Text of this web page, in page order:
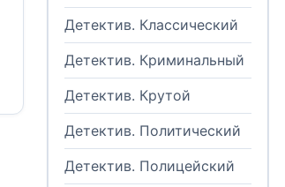
Детектив. Классический
Детектив. Криминальный
Детектив. Крутой
Детектив. Политический
Детектив. Полицейский